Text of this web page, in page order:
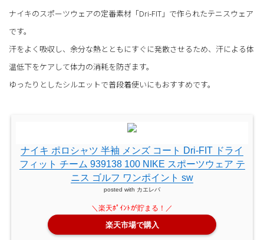
ナイキのスポーツウェアの定番素材「Dri-FIT」で作られたテニスウェア
です。
汗をよく吸収し、余分な熱とともにすぐに発散させるため、汗による体
温低下をケアして体力の消耗を防ぎます。
ゆったりとしたシルエットで普段着使いにもおすすめです。
ナイキ ポロシャツ 半袖 メンズ コート Dri-FIT ドライ
フィット チーム 939138 100 NIKE スポーツウェア テ
ニス ゴルフ ワンポイント sw
posted with カエレバ
楽天市場で購入